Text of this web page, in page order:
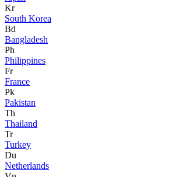
Kr
South Korea
Bd
Bangladesh
Ph
Philippines
Fr
France
Pk
Pakistan
Th
Thailand
Tr
Turkey
Du
Netherlands